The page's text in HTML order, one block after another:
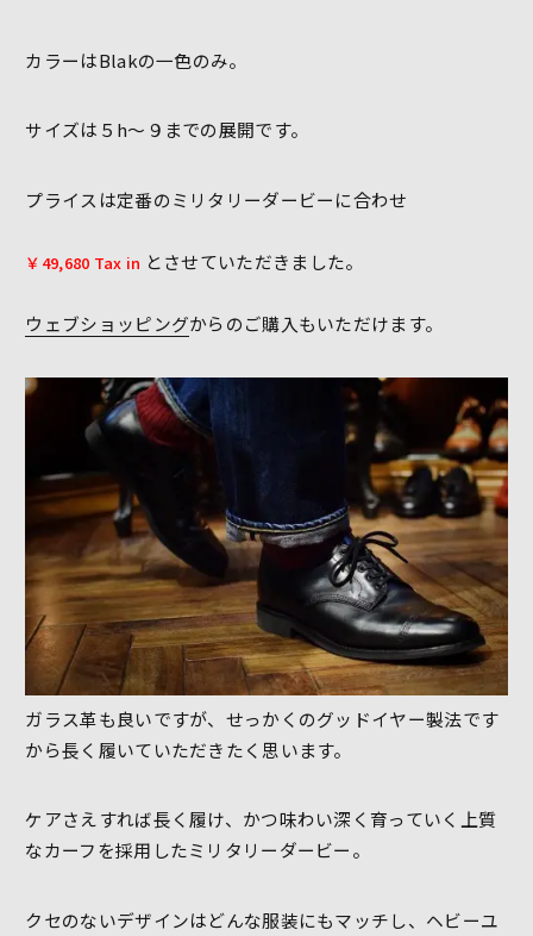
カラーはBlakの一色のみ。
サイズは５h～９までの展開です。
プライスは定番のミリタリーダービーに合わせ
￥49,680 Tax in とさせていただきました。
ウェブショッピングからのご購入もいただけます。
ガラス革も良いですが、せっかくのグッドイヤー製法です
から長く履いていただきたく思います。
ケアさえすれば長く履け、かつ味わい深く育っていく上質
なカーフを採用したミリタリーダービー。
クセのないデザインはどんな服装にもマッチし、ヘビーユ